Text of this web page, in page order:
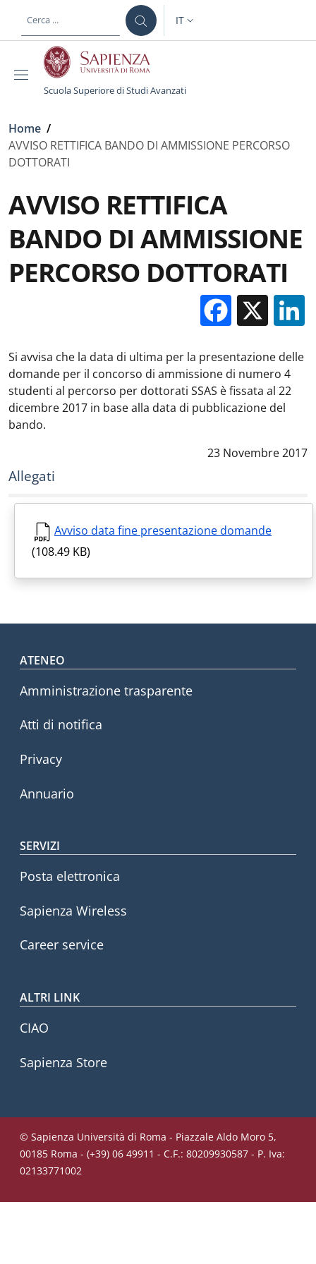
al contenuto principale
SELETTORE LINGUA:
IT
Scuola Superiore di Studi Avanzati
Briciole di pane
Home /
AVVISO RETTIFICA BANDO DI AMMISSIONE PERCORSO
DOTTORATI
AVVISO RETTIFICA
BANDO DI AMMISSIONE
PERCORSO DOTTORATI
X
Si avvisa che la data di ultima per la presentazione delle
domande per il concorso di ammissione di numero 4
studenti al percorso per dottorati SSAS è fissata al 22
dicembre 2017 in base alla data di pubblicazione del
bando.
Data notizia:
23 Novembre 2017
Allegati
Avviso data fine presentazione domande
(108.49 KB)
Footer menu
ATENEO
Amministrazione trasparente
Atti di notifica
Privacy
Annuario
SERVIZI
Posta elettronica
Sapienza Wireless
Career service
ALTRI LINK
CIAO
Sapienza Store
© Sapienza Università di Roma - Piazzale Aldo Moro 5,
00185 Roma - (+39) 06 49911 - C.F.: 80209930587 - P. Iva:
02133771002